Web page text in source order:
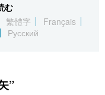
む
繁體字
Français
Русский
”